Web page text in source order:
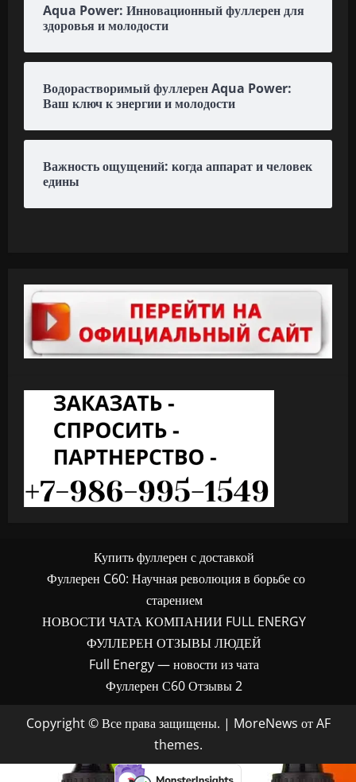
Aqua Power: Инновационный фуллерен для
здоровья и молодости
Водорастворимый фуллерен Aqua Power:
Ваш ключ к энергии и молодости
Важность ощущений: когда аппарат и человек
едины
Купить фуллерен с доставкой
Фуллерен C60: Научная революция в борьбе со
старением
НОВОСТИ ЧАТА КОМПАНИИ FULL ENERGY
ФУЛЛЕРЕН ОТЗЫВЫ ЛЮДЕЙ
Full Energy — новости из чата
Фуллерен С60 Отзывы 2
Copyright © Все права защищены. | MoreNews от AF
themes.